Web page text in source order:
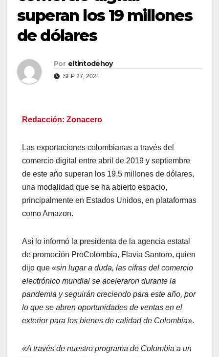
superan los 19 millones
de dólares
Por eltintodehoy
SEP 27, 2021
Redacción: Zonacero
Las exportaciones colombianas a través del
comercio digital entre abril de 2019 y septiembre
de este año superan los 19,5 millones de dólares,
una modalidad que se ha abierto espacio,
principalmente en Estados Unidos, en plataformas
como Amazon.
Así lo informó la presidenta de la agencia estatal
de promoción ProColombia, Flavia Santoro, quien
dijo que «sin lugar a duda, las cifras del comercio
electrónico mundial se aceleraron durante la
pandemia y seguirán creciendo para este año, por
lo que se abren oportunidades de ventas en el
exterior para los bienes de calidad de Colombia».
«A través de nuestro programa de Colombia a un